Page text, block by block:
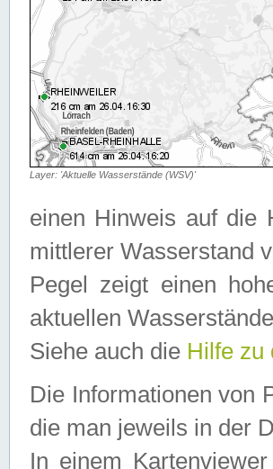
Layer: 'Aktuelle Wasserstände (WSV)'
einen Hinweis auf die
mittlerer Wasserstand
Pegel zeigt einen
aktuellen
Siehe auch die Hilfe zu
Die Informationen von
die man jeweils in der
In einem